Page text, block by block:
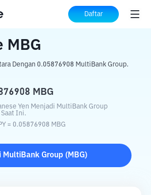
Daftar
Kripto ke MBG
MBG
Dengan 0.05876908 MultiBank Group.
MBG
Yen Menjadi MultiBank Group
Saat Ini.
= 0.05876908 MBG
MultiBank Group ( MBG)